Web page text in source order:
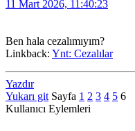
11 Mart 2026, 11:40:23
Ben hala cezalımıyım?
Linkback: Ynt: Cezalılar
Yazdır
Yukarı git Sayfa 1 2 3 4 5 6
Kullanıcı Eylemleri